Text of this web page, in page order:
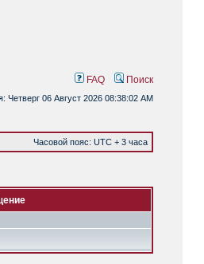
FAQ Поиск
Четверг 06 Август 2026 08:38:02 AM
Часовой пояс: UTC + 3 часа